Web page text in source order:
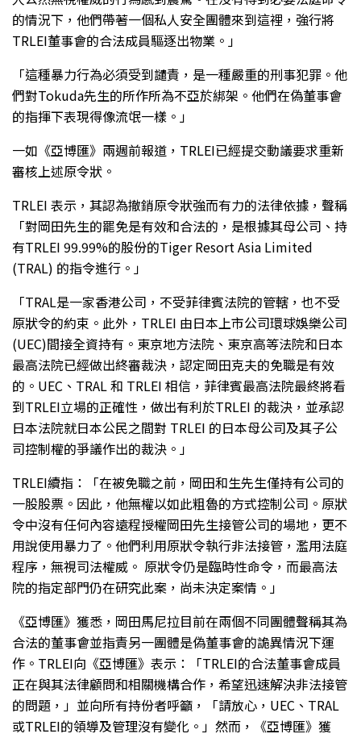
的情況下，他們帶著一個私人安全團體來到這裡，強行將
TRLEI董事會的合法成員驅逐出物業。」
「這種暴力行為必須受到譴責，是一種嚴重的刑事犯罪。他
們對Tokuda先生的所作所為不亞於綁架。他們在偽董事會
的指揮下表現得像流氓一樣。」
一如《亞博匯》兩週前報道，TRLEI已經提交動議要求重新
審核上述原令狀。
TRLEI 表示，其認為撤銷原令狀強而有力的法律依據，聲稱
「對岡田先生的罷免是有效和合法的，是根據其母公司、持
有TRLEI 99.99%的股份的Tiger Resort Asia Limited
(TRAL) 的指令進行。」
「TRAL是一家香港公司，不受菲律賓法院的管轄，也不受
原狀令的約束。此外，TRLEI 由日本上市公司環球娛樂公司
(UEC)間接全資持有。東京地方法院、東京高等法院和日本
最高法院已經做出終審裁決，認定岡田克夫的免職是有效
的。UEC、TRAL 和 TRLEI 相信，菲律賓最高法院最終將看
到TRLEI立場的正確性，做出有利於TRLEI 的裁決，並承認
日本法院就日本公民之間對 TRLEI 的日本母公司及其子公
司控制權的爭議作出的裁決。」
TRLEI續指：「在被免職之前，岡田和生先生僅持有公司的
一股股票。因此，他無權以如此粗魯的方式控制公司。原狀
令中沒有任何內容遠程授權岡田先生接管公司的場地，更不
用說使用暴力了。他們利用原狀令執行非法接管，濫用法庭
程序，無視司法權威。 原狀令仍是臨時性命令，而最高法
院的指定部門仍在研究此案，尚未決定案情。」
《亞博匯》獲悉，岡田馬尼拉目前在兩個不同團體聲稱其為
合法的董事會並指責另一團體是偽董事會的詭異情況下運
作。TRLEI向《亞博匯》表示：「TRLEI的合法董事會成員
正在與其法律顧問和相關機構合作，希望迅速解決非法接管
的問題，」並向所有持份者呼籲，「請放心，UEC、TRAL
或TRLEI的領導及管理沒有變化。」然而，《亞博匯》獲